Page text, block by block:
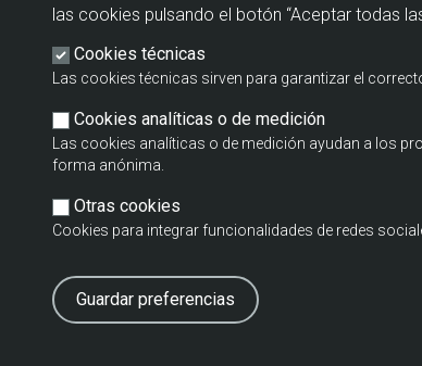
las cookies pulsando el botón “Aceptar todas
Cookies técnicas
Las cookies técnicas sirven para garantizar el
Cookies analíticas o de medición
Las cookies analíticas o de medición ayudan a los
forma anónima.
Otras cookies
Cookies para integrar funcionalidades de redes
Guardar preferencias